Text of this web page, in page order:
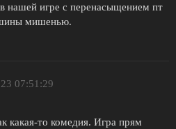
нашей игре с перенасыщением пт
мишенью.
07:51:29
какая-то комедия. Игра прям